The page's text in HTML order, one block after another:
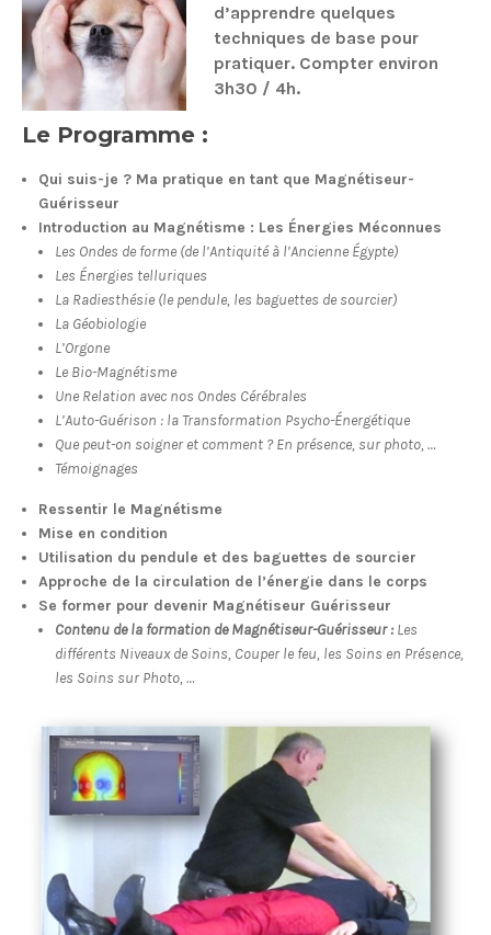
d’apprendre quelques
techniques de base pour
pratiquer. Compter environ
3h30 / 4h.
Le Programme :
Qui suis-je ? Ma pratique en tant que Magnétiseur-
Guérisseur
Introduction au Magnétisme : Les Énergies Méconnues
Les Ondes de forme (de l’Antiquité à l’Ancienne Égypte)
Les Énergies telluriques
La Radiesthésie (le pendule, les baguettes de sourcier)
La Géobiologie
L’Orgone
Le Bio-Magnétisme
Une Relation avec nos Ondes Cérébrales
L’Auto-Guérison : la Transformation Psycho-Énergétique
Que peut-on soigner et comment ? En présence, sur photo, …
Témoignages
Ressentir le Magnétisme
Mise en condition
Utilisation du pendule et des baguettes de sourcier
Approche de la circulation de l’énergie dans le corps
Se former pour devenir Magnétiseur Guérisseur
Contenu de la formation de Magnétiseur-Guérisseur :Les
différents Niveaux de Soins, Couper le feu, les Soins en Présence,
les Soins sur Photo, …